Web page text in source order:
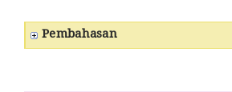
Pembahasan